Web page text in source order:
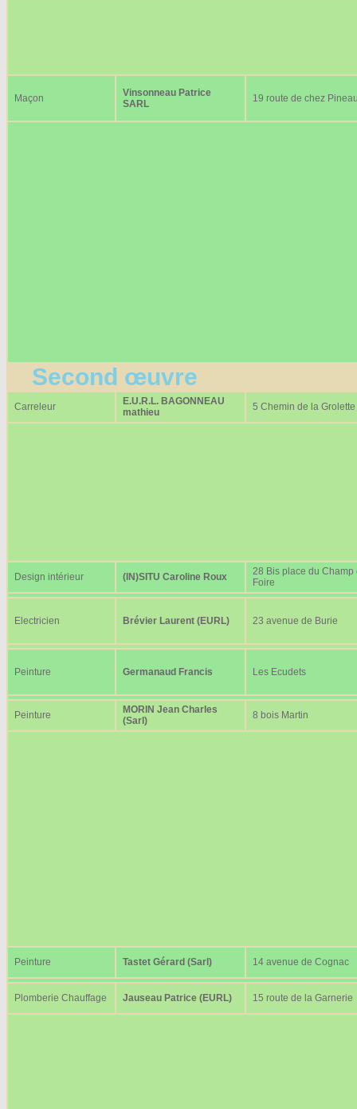
Maçon
Vinsonneau Patrice
SARL
19 route de chez
Second œuvre
Carreleur
E.U.R.L. BAGONNEAU
mathieu
5 Chemin de la Grolette
Design intérieur (IN)SITU Caroline Roux
28 Bis place du Champ
Foire
Electricien Brévier Laurent (EURL) 23 avenue de Burie
Peinture Germanaud Francis Les Ecudets
Peinture
MORIN Jean Charles
(Sarl)
8 bois Martin
Peinture Tastet Gérard (Sarl) 14 avenue de Cognac
Plomberie Chauffage Jauseau Patrice (EURL) 15 route de la Garnerie